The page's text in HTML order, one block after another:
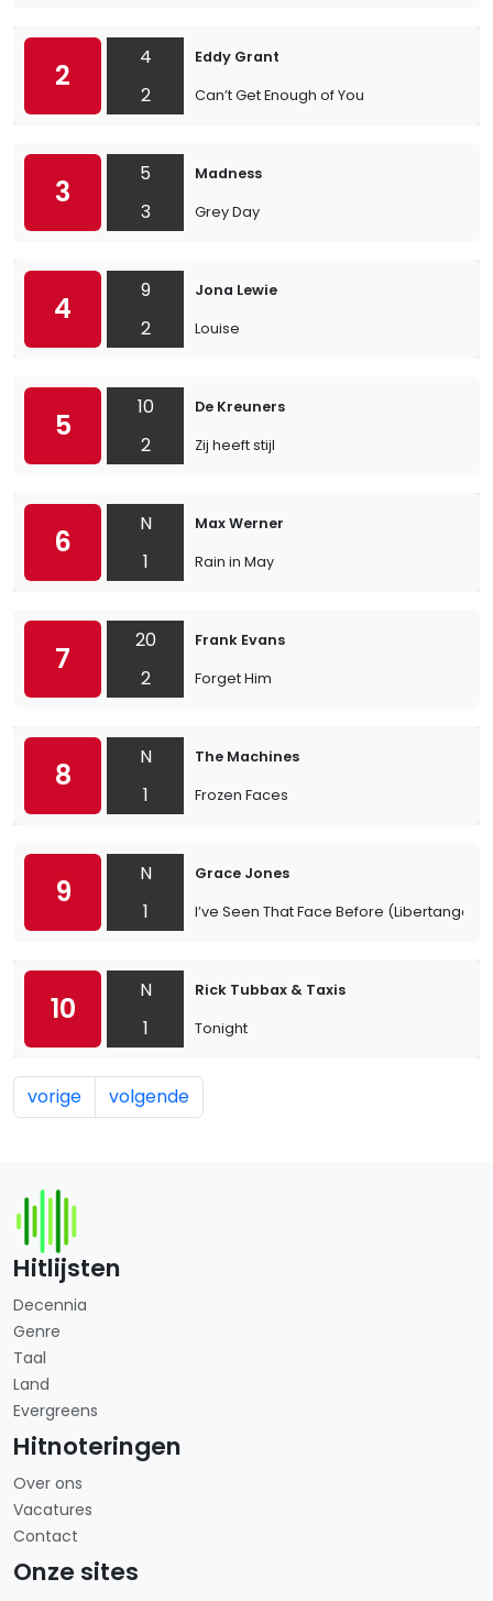
2
4
2
Eddy Grant
Can’t Get Enough of You
3
5
3
Madness
Grey Day
4
9
2
Jona Lewie
Louise
5
10
2
De Kreuners
Zij heeft stijl
6
N
1
Max Werner
Rain in May
7
20
2
Frank Evans
Forget Him
8
N
1
The Machines
Frozen Faces
9
N
1
Grace Jones
I’ve Seen That Face Before (Libertango)
10
N
1
Rick Tubbax & Taxis
Tonight
vorige volgende
Hitlijsten
Decennia
Genre
Taal
Land
Evergreens
Hitnoteringen
Over ons
Vacatures
Contact
Onze sites